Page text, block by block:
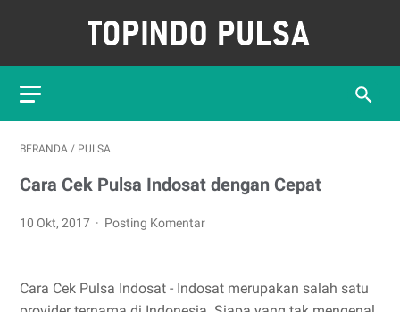
BERANDA / PULSA
Cara Cek Pulsa Indosat dengan Cepat
10 Okt, 2017 Posting Komentar
Cara Cek Pulsa Indosat - Indosat merupakan salah satu